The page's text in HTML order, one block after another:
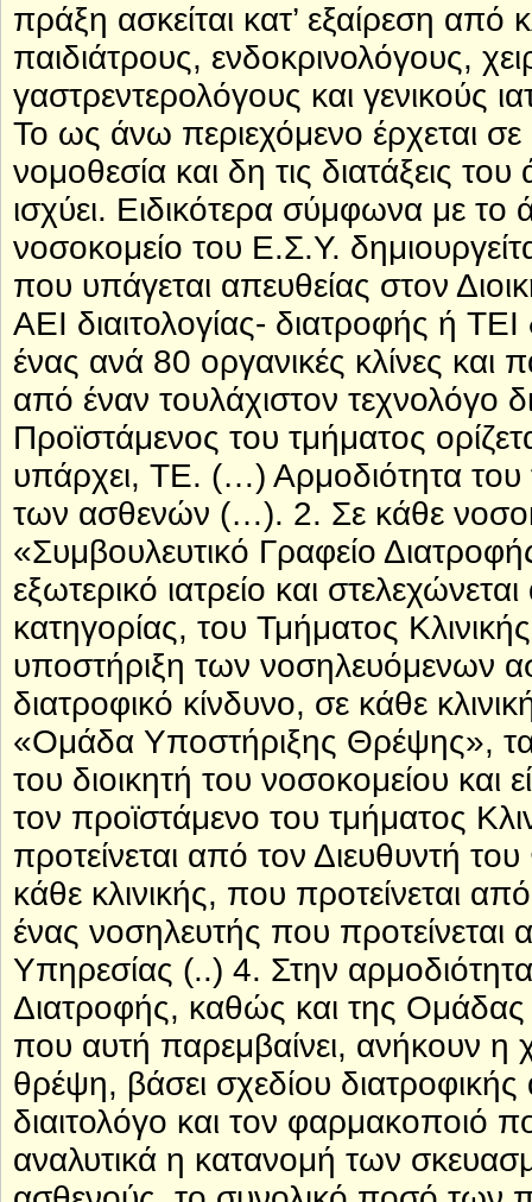
πράξη ασκείται κατ’ εξαίρεση από
παιδιάτρους, ενδοκρινολόγους,
γαστρεντερολόγους και γενικούς
Το ως άνω περιεχόμενο έρχεται
νομοθεσία και δη τις διατάξεις
ισχύει. Ειδικότερα σύμφωνα με
νοσοκομείο του Ε.Σ.Υ.
που υπάγεται απευθείας στον
ΑΕΙ διαιτολογίας- διατροφής ή ΤΕΙ
ένας ανά 80 οργανικές κλίνες
από έναν τουλάχιστον τεχνολόγο
Προϊστάμενος του τμήματος
υπάρχει, ΤΕ. (…) Αρμοδιότητα του
των ασθενών (…). 2. Σε κάθε
«Συμβουλευτικό Γραφείο
εξωτερικό ιατρείο και
κατηγορίας, του Τμήματος
υποστήριξη των νοσηλευόμενων
διατροφικό κίνδυνο, σε κάθε
«Ομάδα Υποστήριξης Θρέψης», τα
του διοικητή του νοσοκομείου και
τον προϊστάμενο του τμήματος
προτείνεται από τον Διευθυντή
κάθε κλινικής, που προτείνεται
ένας νοσηλευτής που προτείνεται
Υπηρεσίας (..) 4. Στην
Διατροφής, καθώς και της
που αυτή παρεμβαίνει, ανήκουν
θρέψη, βάσει σχεδίου
διαιτολόγο και τον φαρμακοποιό
αναλυτικά η κατανομή των